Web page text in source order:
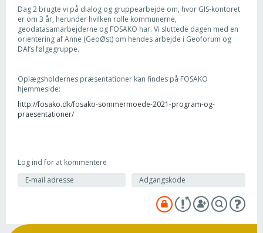
Dag 2 brugte vi på dialog og gruppearbejde om, hvor GIS-kontoret
er om 3 år, herunder hvilken rolle kommunerne,
geodatasamarbejderne og FOSAKO har. Vi sluttede dagen med en
orientering af Anne (GeoØst) om hendes arbejde i Geoforum og
DAI’s følgegruppe.
Oplægsholdernes præsentationer kan findes på FOSAKO
hjemmeside:
http://fosako.dk/fosako-sommermoede-2021-program-og-
praesentationer/
Log ind for at kommentere